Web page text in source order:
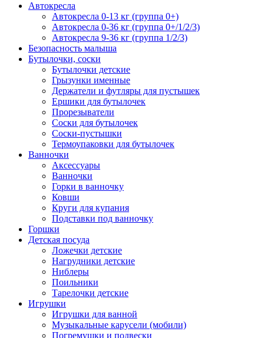
Автокресла
Автокресла 0-13 кг (группа 0+)
Автокресла 0-36 кг (группа 0+/1/2/3)
Автокресла 9-36 кг (группа 1/2/3)
Безопасность малыша
Бутылочки, соски
Бутылочки детские
Грызунки именные
Держатели и футляры для пустышек
Ершики для бутылочек
Прорезыватели
Соски для бутылочек
Соски-пустышки
Термоупаковки для бутылочек
Ванночки
Аксессуары
Ванночки
Горки в ванночку
Ковши
Круги для купания
Подставки под ванночку
Горшки
Детская посуда
Ложечки детские
Нагрудники детские
Ниблеры
Поильники
Тарелочки детские
Игрушки
Игрушки для ванной
Музыкальные карусели (мобили)
Погремушки и подвески